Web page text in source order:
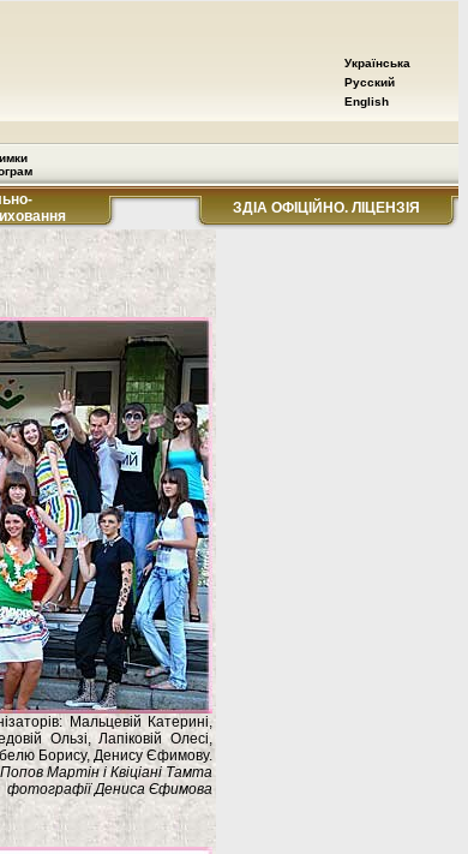
Українська
Русский
English
ЗДІА ОФІЦІЙНО. ЛІЦЕНЗІЯ
Мальцевій Катерині,
Ользі, Лапіковій Олесі,
Борису, Денису Єфимову.
Мартін і Квіціані Тамта
фотографії Дениса Єфимова